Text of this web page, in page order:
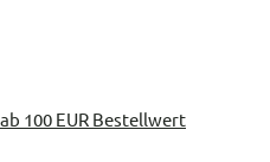
100 EUR Bestellwert